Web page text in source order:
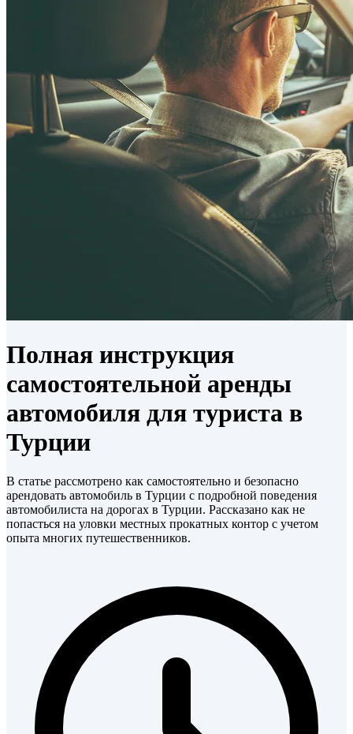
Полная инструкция
самостоятельной аренды
автомобиля для туриста в
Турции
В статье рассмотрено как самостоятельно и безопасно
арендовать автомобиль в Турции с подробной поведения
автомобилиста на дорогах в Турции. Рассказано как не
попасться на уловки местных прокатных контор с учетом
опыта многих путешественников.